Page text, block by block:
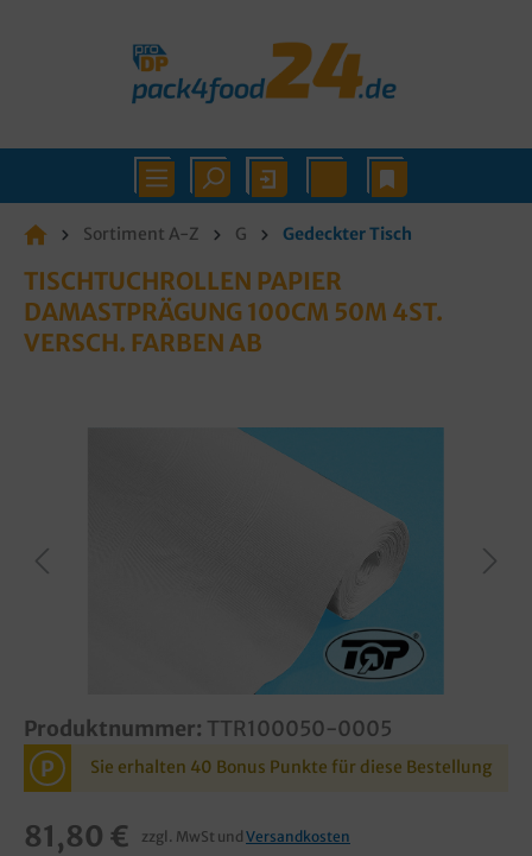
Sortiment A-Z G Gedeckter Tisch
TISCHTUCHROLLEN PAPIER
DAMASTPRÄGUNG 100CM 50M 4ST.
VERSCH. FARBEN AB
Produktnummer: TTR100050-0005
P Sie erhalten 40 Bonus Punkte für diese Bestellung
81,80 € zzgl. MwSt und Versandkosten